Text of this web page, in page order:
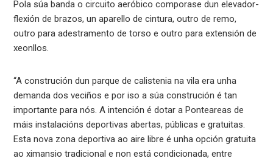
Pola súa banda o circuito aeróbico comporase dun elevador-
flexión de brazos, un aparello de cintura, outro de remo,
outro para adestramento de torso e outro para extensión de
xeonllos.
“A construción dun parque de calistenia na vila era unha
demanda dos veciños e por iso a súa construción é tan
importante para nós. A intención é dotar a Ponteareas de
máis instalacións deportivas abertas, públicas e gratuitas.
Esta nova zona deportiva ao aire libre é unha opción gratuita
ao ximansio tradicional e non está condicionada, entre